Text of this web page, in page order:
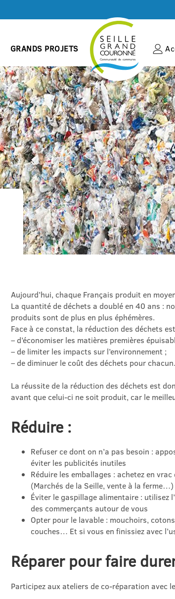
GRANDS PROJETS
Aujourd’hui, chaque Français produit en
La quantité de déchets a doublé en 40 ans :
produits sont de plus en plus éphémères.
Face à ce constat, la réduction des déchets
– d’économiser les matières premières
– de limiter les impacts sur l’environnement ;
– de diminuer le coût des déchets pour chacun.
La réussite de la réduction des déchets est
avant que celui-ci ne soit produit, car le
Réduire :
Refuser ce dont on n’a pas besoin :
éviter les publicités inutiles
Réduire les emballages : achetez en
(Marchés de la Seille, vente à la ferme…)
Éviter le gaspillage alimentaire : utilisez
des commerçants autour de vous
Opter pour le lavable : mouchoirs,
couches… Et si vous en finissiez avec
Réparer pour faire
Participez aux ateliers de co-réparation avec